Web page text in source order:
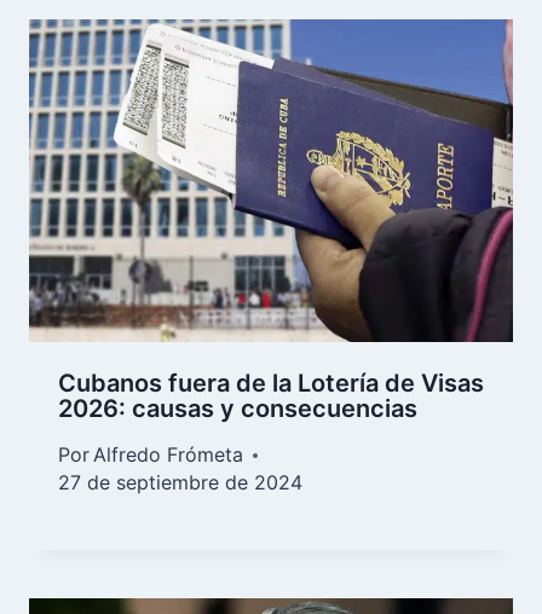
Cubanos fuera de la Lotería de Visas
2026: causas y consecuencias
PorAlfredo Frómeta
27 de septiembre de 2024